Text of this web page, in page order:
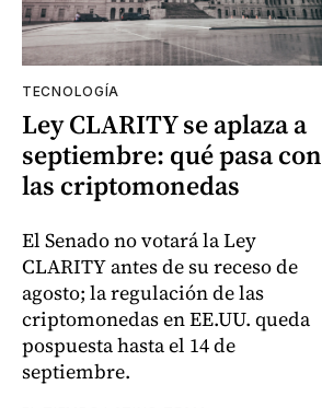
TECNOLOGÍA
Ley CLARITY se aplaza a
septiembre: qué pasa con
las criptomonedas
El Senado no votará la Ley
CLARITY antes de su receso de
agosto; la regulación de las
criptomonedas en EE.UU. queda
pospuesta hasta el 14 de
septiembre.